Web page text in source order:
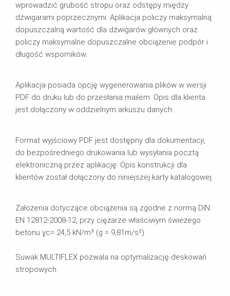
wprowadzić grubość stropu oraz odstępy między
dźwigarami poprzecznymi. Aplikacja policzy maksymalną
dopuszczalną wartość dla dźwigarów głównych oraz
policzy maksymalne dopuszczalne obciążenie podpór i
długość wsporników.
Aplikacja posiada opcję wygenerowania plików w wersji
PDF do druku lub do przesłania mailem. Opis dla klienta
jest dołączony w oddzielnym arkuszu danych.
Format wyjściowy PDF jest dostępny dla dokumentacji,
do bezpośredniego drukowania lub wysyłania pocztą
elektroniczną przez aplikację. Opis konstrukcji dla
klientów został dołączony do niniejszej karty katalogowej.
Założenia dotyczące obciążenia są zgodne z normą DIN
EN 12812-2008-12, przy ciężarze właściwym świeżego
betonu ɣc= 24,5 kN/m³ (g = 9,81m/s²).
Suwak MULTIFLEX pozwala na optymalizację deskowań
stropowych.